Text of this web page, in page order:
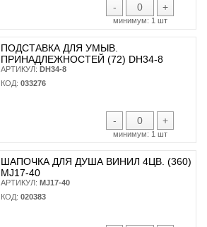
- +
минимум: 1 шт
ПОДСТАВКА ДЛЯ УМЫВ.
ПРИНАДЛЕЖНОСТЕЙ (72) DH34-8
АРТИКУЛ: DH34-8
КОД: 033276
- +
минимум: 1 шт
ШАПОЧКА ДЛЯ ДУША ВИНИЛ 4ЦВ. (360)
MJ17-40
АРТИКУЛ: MJ17-40
КОД: 020383